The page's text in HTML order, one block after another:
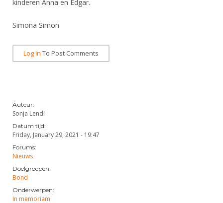
kinderen Anna en Edgar.
Simona Simon
Log In To Post Comments
Auteur:
Sonja Lendi
Datum tijd:
Friday, January 29, 2021 - 19:47
Forums:
Nieuws
Doelgroepen:
Bond
Onderwerpen:
In memoriam